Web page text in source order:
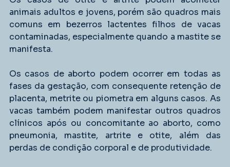
animais adultos e jovens, porém são quadros mais
comuns em bezerros lactentes filhos de vacas
contaminadas, especialmente quando a mastite se
manifesta.
Os casos de aborto podem ocorrer em todas as
fases da gestação, com consequente retenção de
placenta, metrite ou piometra em alguns casos. As
vacas também podem manifestar outros quadros
clínicos após ou concomitante ao aborto, como
pneumonia, mastite, artrite e otite, além das
perdas de condição corporal e de produtividade.